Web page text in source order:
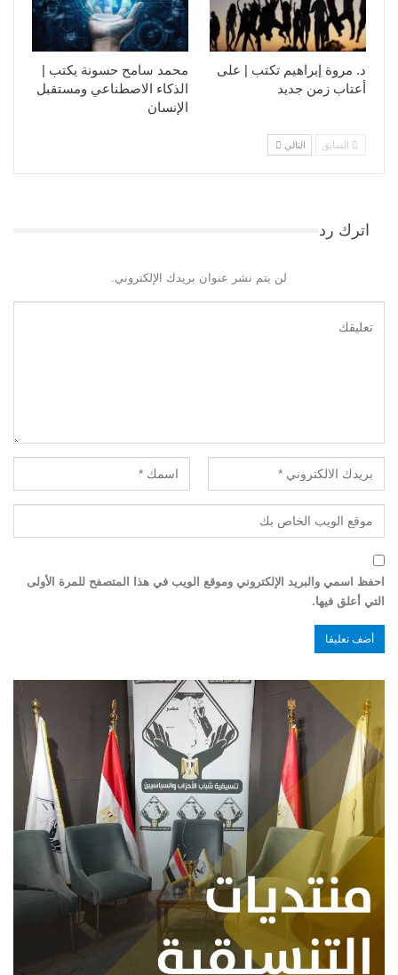
محمد سامح حسونة يكتب |
الذكاء الاصطناعي ومستقبل
الإنسان
د. مروة إبراهيم تكتب | على
أعتاب زمن جديد
السابق التالي
اترك رد
لن يتم نشر عنوان بريدك الإلكتروني.
احفظ اسمي والبريد الإلكتروني وموقع الويب في هذا المتصفح للمرة الأولى
التي أعلق فيها.